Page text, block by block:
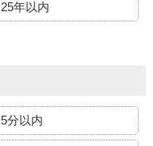
25年以内
5分以内